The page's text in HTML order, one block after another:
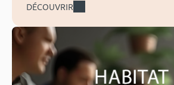
DÉCOUVRIR